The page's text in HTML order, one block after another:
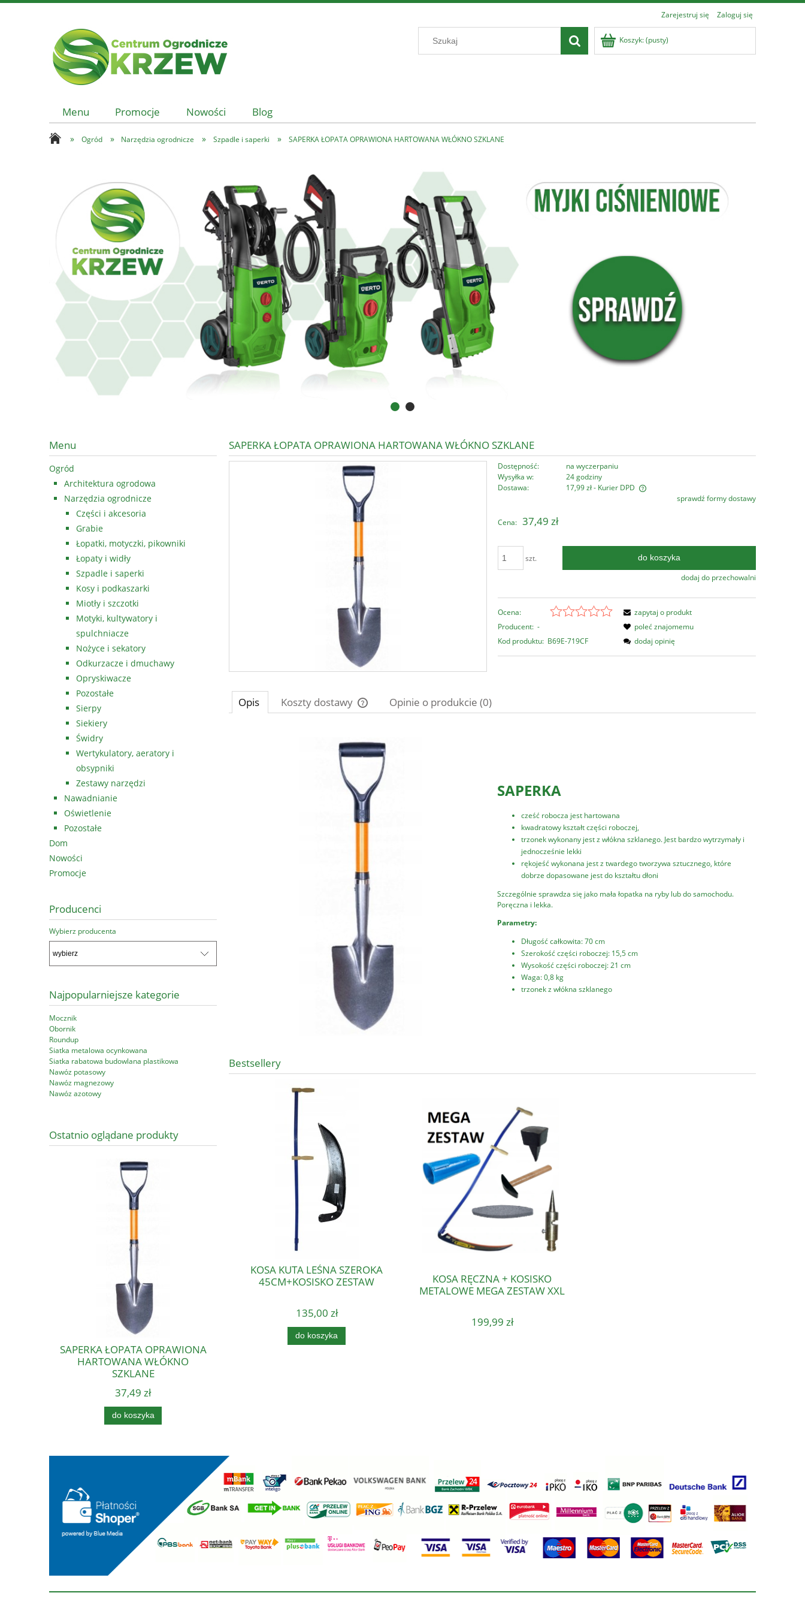
Zarejestruj się Zaloguj się
Koszyk:(pusty)
Menu Promocje Nowości Blog
» Ogród » Narzędzia ogrodnicze » Szpadle i saperki » SAPERKA ŁOPATA OPRAWIONA HARTOWANA WŁÓKNO SZKLANE
Menu
Ogród
Architektura ogrodowa
Narzędzia ogrodnicze
Części i akcesoria
Grabie
Łopatki, motyczki, pikowniki
Łopaty i widły
Szpadle i saperki
Kosy i podkaszarki
Miotły i szczotki
Motyki, kultywatory i
spulchniacze
Nożyce i sekatory
Odkurzacze i dmuchawy
Opryskiwacze
Pozostałe
Sierpy
Siekiery
Świdry
Wertykulatory, aeratory i
obsypniki
Zestawy narzędzi
Nawadnianie
Oświetlenie
Pozostałe
Dom
Nowości
Promocje
Producenci
Wybierz producenta
Najpopularniejsze kategorie
Mocznik
Obornik
Roundup
Siatka metalowa ocynkowana
Siatka rabatowa budowlana plastikowa
Nawóz potasowy
Nawóz magnezowy
Nawóz azotowy
Ostatnio oglądane produkty
SAPERKA ŁOPATA OPRAWIONA
HARTOWANA WŁÓKNO
SZKLANE
37,49 zł
do koszyka
SAPERKA ŁOPATA OPRAWIONA HARTOWANA WŁÓKNO SZKLANE
Dostępność:
na wyczerpaniu
Wysyłka w:
24 godziny
Dostawa:
17,99 zł- Kurier DPD
płatności
sprawdź formy dostawy
Cena: 37,49 zł
szt. do koszyka
dodaj do przechowalni
Ocena:
Producent: -
Kod produktu: B69E-719CF
zapytaj o produkt
poleć znajomemu
dodaj opinię
Opis Koszty dostawy
płatności
Opinie o produkcie (0)
SAPERKA
cześć robocza jest hartowana
kwadratowy kształt części roboczej,
trzonek wykonany jest z włókna szklanego. Jest bardzo wytrzymały i
jednocześnie lekki
rękojeść wykonana jest z twardego tworzywa sztucznego, które
dobrze dopasowane jest do kształtu dłoni
Szczególnie sprawdza się jako mała łopatka na ryby lub do samochodu.
Poręczna i lekka.
Parametry:
Długość całkowita: 70 cm
Szerokość części roboczej: 15,5 cm
Wysokość części roboczej: 21 cm
Waga: 0,8 kg
trzonek z włókna szklanego
Bestsellery
KOSA KUTA LEŚNA SZEROKA
45CM+KOSISKO ZESTAW
135,00 zł
do koszyka
KOSA RĘCZNA + KOSISKO
METALOWE MEGA ZESTAW XXL
199,99 zł